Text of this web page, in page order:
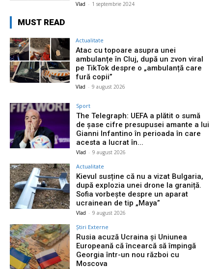
Vlad - 1 septembrie 2024
MUST READ
Actualitate
Atac cu topoare asupra unei
ambulanțe în Cluj, după un zvon viral
pe TikTok despre o „ambulanță care
fură copii”
Vlad - 9 august 2026
Sport
The Telegraph: UEFA a plătit o sumă
de șase cifre presupusei amante a lui
Gianni Infantino în perioada în care
acesta a lucrat în...
Vlad - 9 august 2026
Actualitate
Kievul susține că nu a vizat Bulgaria,
după explozia unei drone la graniță.
Sofia vorbește despre un aparat
ucrainean de tip „Maya”
Vlad - 9 august 2026
Știri Externe
Rusia acuză Ucraina și Uniunea
Europeană că încearcă să împingă
Georgia într-un nou război cu
Moscova